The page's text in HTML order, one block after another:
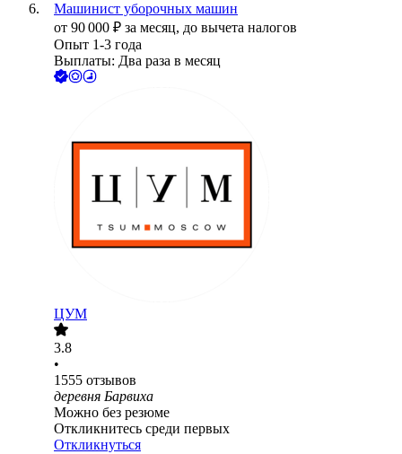
Машинист уборочных машин
от 90 000 ₽ за месяц, до вычета налогов
Опыт 1-3 года
Выплаты: Два раза в месяц
ЦУМ
3.8
•
1555 отзывов
деревня Барвиха
Можно без резюме
Откликнитесь среди первых
Откликнуться